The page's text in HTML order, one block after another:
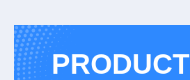
PRODUCT